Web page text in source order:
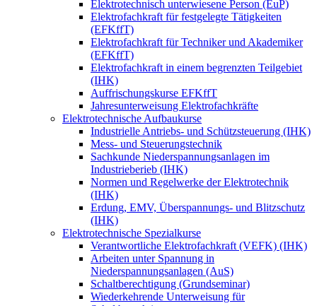
Elektrotechnisch unterwiesene Person (EuP)
Elektrofachkraft für festgelegte Tätigkeiten
(EFKffT)
Elektrofachkraft für Techniker und Akademiker
(EFKffT)
Elektrofachkraft in einem begrenzten Teilgebiet
(IHK)
Auffrischungskurse EFKffT
Jahresunterweisung Elektrofachkräfte
Elektrotechnische Aufbaukurse
Industrielle Antriebs- und Schützsteuerung (IHK)
Mess- und Steuerungstechnik
Sachkunde Niederspannungsanlagen im
Industrieberieb (IHK)
Normen und Regelwerke der Elektrotechnik
(IHK)
Erdung, EMV, Überspannungs- und Blitzschutz
(IHK)
Elektrotechnische Spezialkurse
Verantwortliche Elektrofachkraft (VEFK) (IHK)
Arbeiten unter Spannung in
Niederspannungsanlagen (AuS)
Schaltberechtigung (Grundseminar)
Wiederkehrende Unterweisung für